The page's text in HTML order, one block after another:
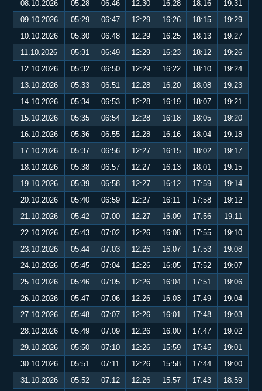
08.10.2026
05:28 06:46 12:30 16:28 18:16
19:31
09.10.2026
05:29 06:47 12:29 16:26 18:15
19:29
10.10.2026
05:30 06:48 12:29 16:25 18:13
19:27
11.10.2026
05:31 06:49 12:29 16:23 18:12
19:26
12.10.2026
05:32 06:50 12:29 16:22 18:10
19:24
13.10.2026
05:33 06:51 12:28 16:20 18:08
19:23
14.10.2026
05:34 06:53 12:28 16:19 18:07
19:21
15.10.2026
05:35 06:54 12:28 16:18 18:05
19:20
16.10.2026
05:36 06:55 12:28 16:16 18:04
19:18
17.10.2026
05:37 06:56 12:27 16:15 18:02
19:17
18.10.2026
05:38 06:57 12:27 16:13 18:01
19:15
19.10.2026
05:39 06:58 12:27 16:12 17:59
19:14
20.10.2026
05:40 06:59 12:27 16:11 17:58
19:12
21.10.2026
05:42 07:00 12:27 16:09 17:56
19:11
22.10.2026
05:43 07:02 12:26 16:08 17:55
19:10
23.10.2026
05:44 07:03 12:26 16:07 17:53
19:08
24.10.2026
05:45 07:04 12:26 16:05 17:52
19:07
25.10.2026
05:46 07:05 12:26 16:04 17:51
19:06
26.10.2026
05:47 07:06 12:26 16:03 17:49
19:04
27.10.2026
05:48 07:07 12:26 16:01 17:48
19:03
28.10.2026
05:49 07:09 12:26 16:00 17:47
19:02
29.10.2026
05:50 07:10 12:26 15:59 17:45
19:01
30.10.2026
05:51 07:11 12:26 15:58 17:44
19:00
31.10.2026
05:52 07:12 12:26 15:57 17:43
18:59